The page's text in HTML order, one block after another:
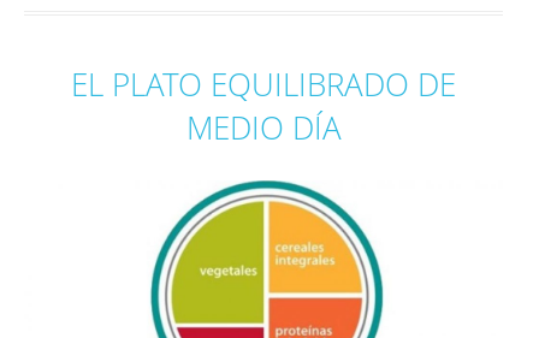
EL PLATO EQUILIBRADO DE
MEDIO DÍA